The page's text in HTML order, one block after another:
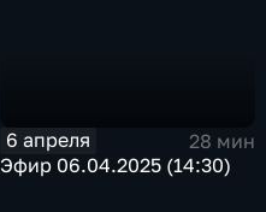
6 апреля
28 мин
Эфир 06.04.2025 (14:30)